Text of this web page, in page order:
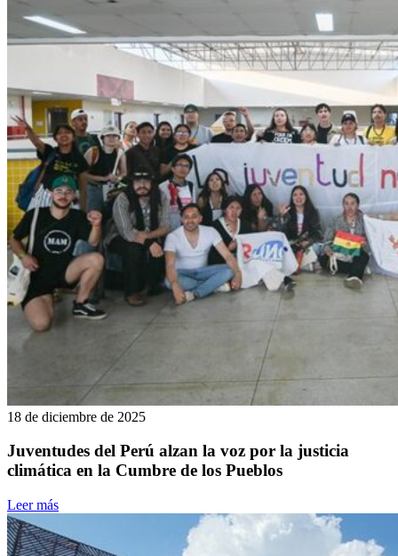
18 de diciembre de 2025
Juventudes del Perú alzan la voz por la justicia
climática en la Cumbre de los Pueblos
Leer más